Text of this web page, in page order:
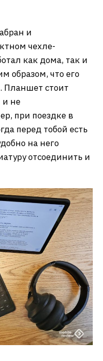
и
чехле-
как дома, так и
образом, что его
Планшет стоит
и не
при поездке в
перед тобой есть
на него
отсоединить и